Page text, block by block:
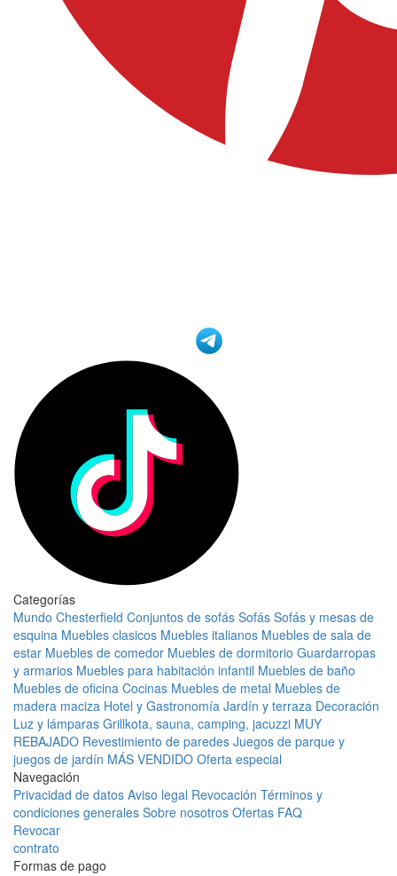
Categorías
Mundo Chesterfield Conjuntos de sofás Sofás Sofás y mesas de
esquina Muebles clasicos Muebles italianos Muebles de sala de
estar Muebles de comedor Muebles de dormitorio Guardarropas
y armarios Muebles para habitación infantil Muebles de baño
Muebles de oficina Cocinas Muebles de metal Muebles de
madera maciza Hotel y Gastronomía Jardín y terraza Decoración
Luz y lámparas Grillkota, sauna, camping, jacuzzi MUY
REBAJADO Revestimiento de paredes Juegos de parque y
juegos de jardín MÁS VENDIDO Oferta especial
Navegación
Privacidad de datos Aviso legal Revocación Términos y
condiciones generales Sobre nosotros Ofertas FAQ
Revocar
contrato
Formas de pago